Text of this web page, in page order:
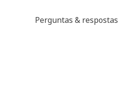
Perguntas & respostas